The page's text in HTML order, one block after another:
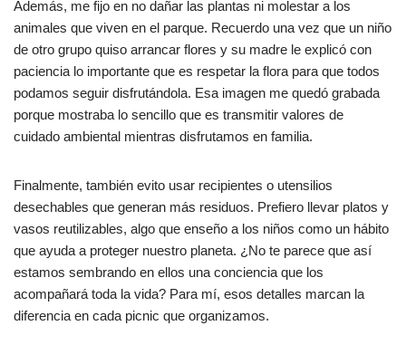
Además, me fijo en no dañar las plantas ni molestar a los
animales que viven en el parque. Recuerdo una vez que un niño
de otro grupo quiso arrancar flores y su madre le explicó con
paciencia lo importante que es respetar la flora para que todos
podamos seguir disfrutándola. Esa imagen me quedó grabada
porque mostraba lo sencillo que es transmitir valores de
cuidado ambiental mientras disfrutamos en familia.
Finalmente, también evito usar recipientes o utensilios
desechables que generan más residuos. Prefiero llevar platos y
vasos reutilizables, algo que enseño a los niños como un hábito
que ayuda a proteger nuestro planeta. ¿No te parece que así
estamos sembrando en ellos una conciencia que los
acompañará toda la vida? Para mí, esos detalles marcan la
diferencia en cada picnic que organizamos.